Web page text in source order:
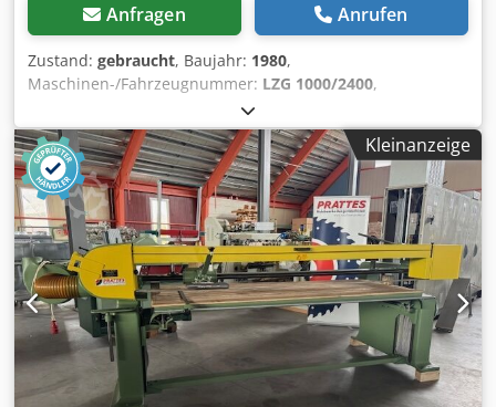
Anfragen Anrufen
Zustand: gebraucht, Baujahr: 1980,
Maschinen-/Fahrzeugnummer: LZG 1000/2400,
voll funktionsfähig
(5,44 PS), Schleifbandbreite:150 mm, Schleifbandlänge:
6.800 mm, Schleifhöhe:300 mm , Höheneinstelltyp:
mechanisch, Die Langzauner Langbandschleifmaschine
(Baujahr ca. 1980) dient dem Glätten, Strukturieren und
Polieren von Holz- oder Metalloberflächen. Sie besteht aus
einem höhenverstellbaren Tisch und zwei Rollen, über die
das lange, endlose Schleifband läuft. Der manuelle Druck
erfolgt über einen geführten Schleifschuh. Größe des
Auflagentisches : 2500 mm x 1000 mm Cjdpfx Aozmhm Ajh
Eorf
Kleinanzeige